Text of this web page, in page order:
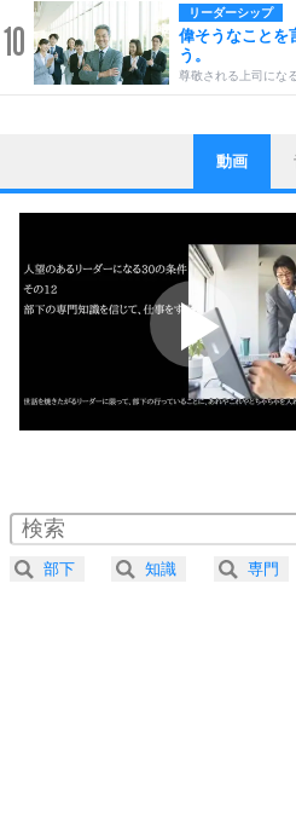
10
リーダーシップ
偉そうなことを
う。
尊敬される上司にな
1
ストレス対策
他人と比べない
いっそのこと、
いらいらしない人に
プラス思考
ポジティブにな
ポジティブ思考にな
ストレス対策
人生、なんとか
気楽に生きる30の方
4 器の大きい人は
プラス思考
動画
2.0倍速 （235KB 1分0秒
2.5倍速 （189KB 48秒）
3.0倍速 （157KB 40秒）
部下 知識 専門